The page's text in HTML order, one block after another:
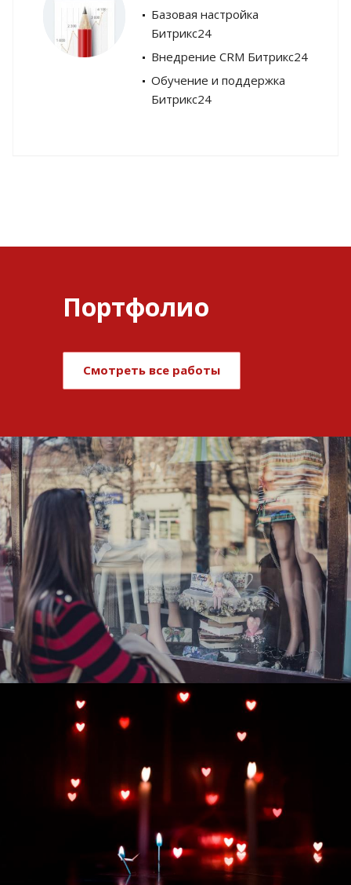
Базовая настройка
Битрикс24
Внедрение CRM Битрикс24
Обучение и поддержка
Битрикс24
Портфолио
Смотреть все работы
Развитие и поддержка интернет-
витрины StepClub
Смотреть проект
Развитие интернет-магазина "Всё для
праздника"
Смотреть проект